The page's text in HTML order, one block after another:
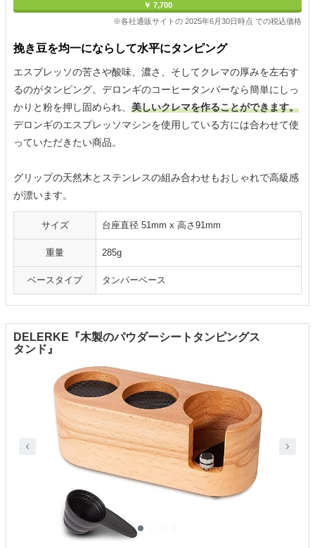
￥ 7,700
※各社通販サイトの 2025年6月30日時点 での税込価格
挽き豆を均一にならして水平にタンピング
エスプレッソの苦さや酸味、濃さ、そしてクレマの厚みを左右す
るのがタンピング。デロンギのコーヒータンパーなら簡単にしっ
かりと粉を押し固められ、 美しいクレマを作ることができます。
デロンギのエスプレッソマシンを使用している方には合わせて使
っていただきたい商品。
グリップの天然木とステンレスの組み合わせもおしゃれで高級感
が漂います。
サイズ 台座直径 51mm x 高さ91mm
重量 285g
ベースタイプ タンパーベース
DELERKE『木製のパウダーシートタンピングス
タンド』